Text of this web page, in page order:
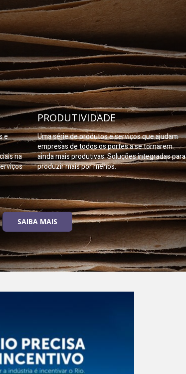
e
na
PRODUTIVIDADE
Uma série de produtos e serviços que ajudam
empresas de todos os portes a se tornarem
ainda mais produtivas. Soluções integradas para
produzir mais por menos.
SAIBA MAIS